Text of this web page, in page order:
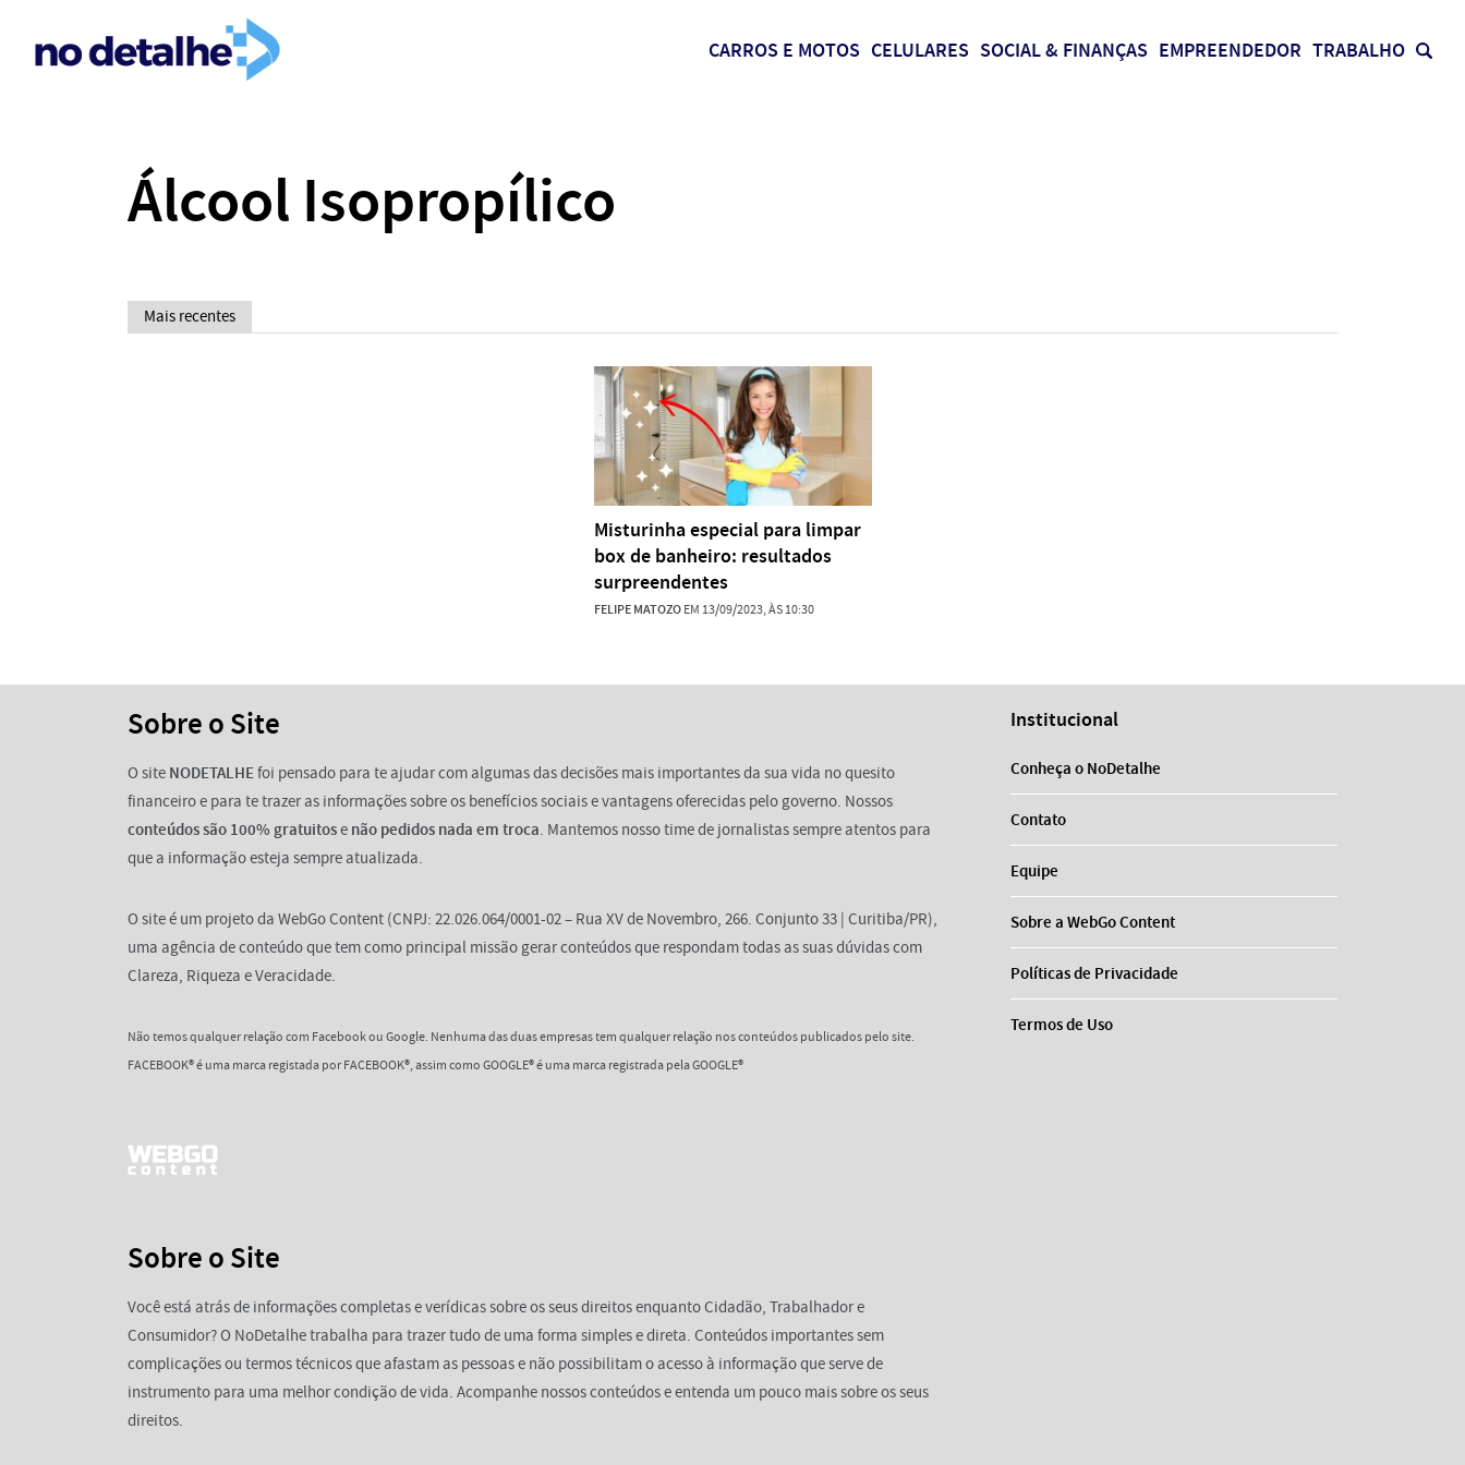
CARROS E MOTOS CELULARES SOCIAL & FINANÇAS EMPREENDEDOR TRABALHO
Álcool Isopropílico
Mais recentes
Misturinha especial para limpar
box de banheiro: resultados
surpreendentes
FELIPE MATOZOEM 13/09/2023, ÀS 10:30
Sobre o Site
O site NODETALHEfoi pensado para te ajudar com algumas das decisões mais importantes da sua vida no quesito
financeiro e para te trazer as informações sobre os benefícios sociais e vantagens oferecidas pelo governo. Nossos
conteúdos são 100% gratuitose não pedidos nada em troca. Mantemos nosso time de jornalistas sempre atentos para
que a informação esteja sempre atualizada.
O site é um projeto da WebGo Content (CNPJ: 22.026.064/0001-02 – Rua XV de Novembro, 266. Conjunto 33 | Curitiba/PR),
uma agência de conteúdo que tem como principal missão gerar conteúdos que respondam todas as suas dúvidas com
Clareza, Riqueza e Veracidade.
Não temos qualquer relação com Facebook ou Google. Nenhuma das duas empresas tem qualquer relação nos conteúdos publicados pelo site.
FACEBOOK® é uma marca registada por FACEBOOK®, assim como GOOGLE® é uma marca registrada pela GOOGLE®
Sobre o Site
Você está atrás de informações completas e verídicas sobre os seus direitos enquanto Cidadão, Trabalhador e
Consumidor? O NoDetalhe trabalha para trazer tudo de uma forma simples e direta. Conteúdos importantes sem
complicações ou termos técnicos que afastam as pessoas e não possibilitam o acesso à informação que serve de
instrumento para uma melhor condição de vida. Acompanhe nossos conteúdos e entenda um pouco mais sobre os seus
direitos.
Institucional
Conheça o NoDetalhe
Contato
Equipe
Sobre a WebGo Content
Políticas de Privacidade
Termos de Uso